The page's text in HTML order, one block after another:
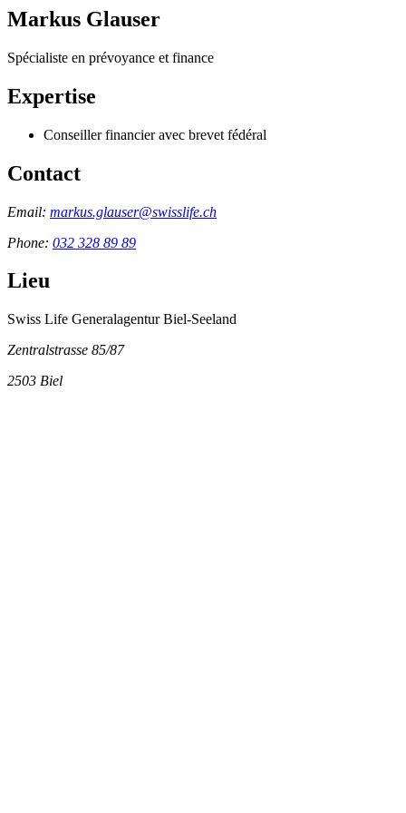
Markus Glauser
Spécialiste en prévoyance et finance
Expertise
Conseiller financier avec brevet fédéral
Contact
Email: markus.glauser@swisslife.ch
Phone: 032 328 89 89
Lieu
Swiss Life Generalagentur Biel-Seeland
Zentralstrasse 85/87
2503 Biel